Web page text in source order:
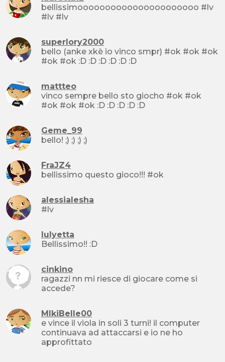
bellissimoooooooooooooooooooooo #lv
#lv #lv
superlory2000
bello (anke xkè io vinco smpr) #ok #ok #ok
#ok #ok :D :D :D :D :D :D
mattteo
vinco sempre bello sto giocho #ok #ok
#ok #ok #ok :D :D :D :D :D
Geme_99
bello! ;) ;) ;) ;)
FraJZ4
bellissimo questo gioco!!! #ok
alessialesha
#lv
lulyetta
Bellissimo!! :D
cinkino
ragazzi nn mi riesce di giocare come si
accede?
MIkiBelle00
e vince il viola in soli 3 turni! il computer
continuava ad attaccarsi e io ne ho
approfittato